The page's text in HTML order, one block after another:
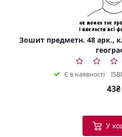
Зошит предметн. 48 арк.,
Є в наявності
43₴
У